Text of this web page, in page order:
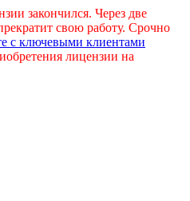
закончился. Через две
свою работу. Срочно
с ключевыми клиентами
лицензии на